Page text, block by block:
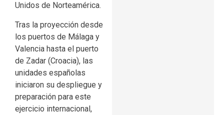
Unidos de Norteamérica.
Tras la proyección desde
los puertos de Málaga y
Valencia hasta el puerto
de Zadar (Croacia), las
unidades españolas
iniciaron su despliegue y
preparación para este
ejercicio internacional,